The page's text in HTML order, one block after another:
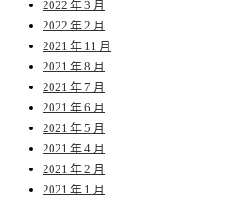
2022 年 3 月
2022 年 2 月
2021 年 11 月
2021 年 8 月
2021 年 7 月
2021 年 6 月
2021 年 5 月
2021 年 4 月
2021 年 2 月
2021 年 1 月